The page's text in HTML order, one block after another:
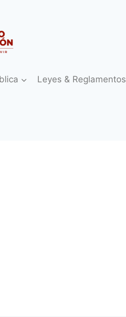
Leyes & Reglamentos